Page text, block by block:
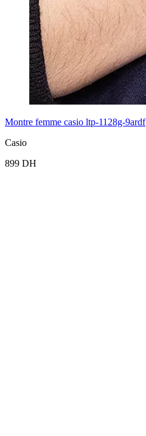
Montre femme casio ltp-1128g-9ardf
Casio
899 DH